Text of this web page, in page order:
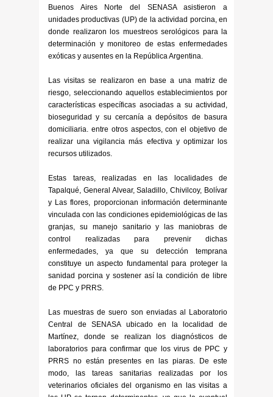
Buenos Aires Norte del SENASA asistieron a
unidades productivas (UP) de la actividad porcina, en
donde realizaron los muestreos serológicos para la
determinación y monitoreo de estas enfermedades
exóticas y ausentes en la República Argentina.
Las visitas se realizaron en base a una matriz de
riesgo, seleccionando aquellos establecimientos por
características específicas asociadas a su actividad,
bioseguridad y su cercanía a depósitos de basura
domiciliaria. entre otros aspectos, con el objetivo de
realizar una vigilancia más efectiva y optimizar los
recursos utilizados.
Estas tareas, realizadas en las localidades de
Tapalqué, General Alvear, Saladillo, Chivilcoy, Bolívar
y Las flores, proporcionan información determinante
vinculada con las condiciones epidemiológicas de las
granjas, su manejo sanitario y las maniobras de
control realizadas para prevenir dichas
enfermedades, ya que su detección temprana
constituye un aspecto fundamental para proteger la
sanidad porcina y sostener así la condición de libre
de PPC y PRRS.
Las muestras de suero son enviadas al Laboratorio
Central de SENASA ubicado en la localidad de
Martínez, donde se realizan los diagnósticos de
laboratorios para confirmar que los virus de PPC y
PRRS no están presentes en las piaras. De este
modo, las tareas sanitarias realizadas por los
veterinarios oficiales del organismo en las visitas a